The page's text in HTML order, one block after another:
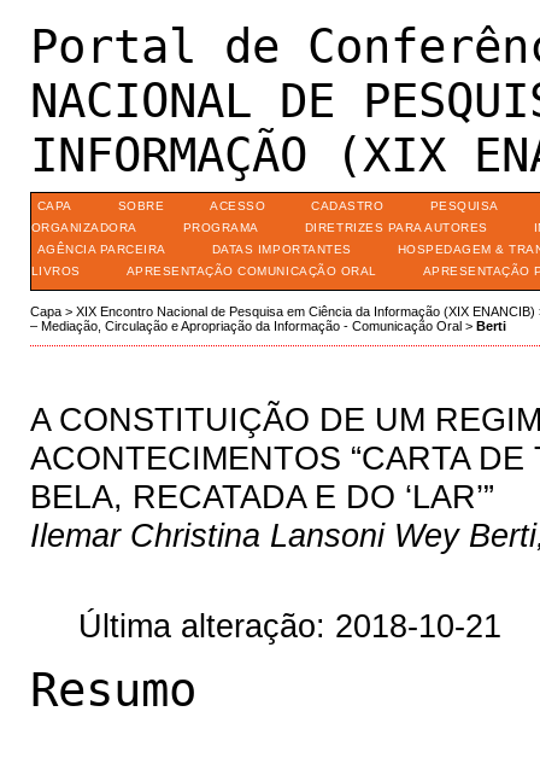
Portal de
NACIONAL DE
INFORMAÇÃO (XIX
CAPA SOBRE ACESSO CADASTRO
PESQUISA
ORGANIZADORA
PROGRAMA DIRETRIZES PARA AUTORES
AGÊNCIA PARCEIRA
DATAS IMPORTANTES
HOSPEDAGEM &
LIVROS
APRESENTAÇÃO COMUNICAÇÃO ORAL APRESENTAÇÃO
Capa> XIX Encontro Nacional de Pesquisa em Ciência da Informação (XIX ENANCIB)
– Mediação, Circulação e Apropriação da Informação - Comunicação Oral> Berti
A CONSTITUIÇÃO DE UM
ACONTECIMENTOS “CARTA
BELA, RECATADA E DO ‘LAR’”
Ilemar Christina Lansoni Wey
Última alteração: 2018-10-21
Resumo